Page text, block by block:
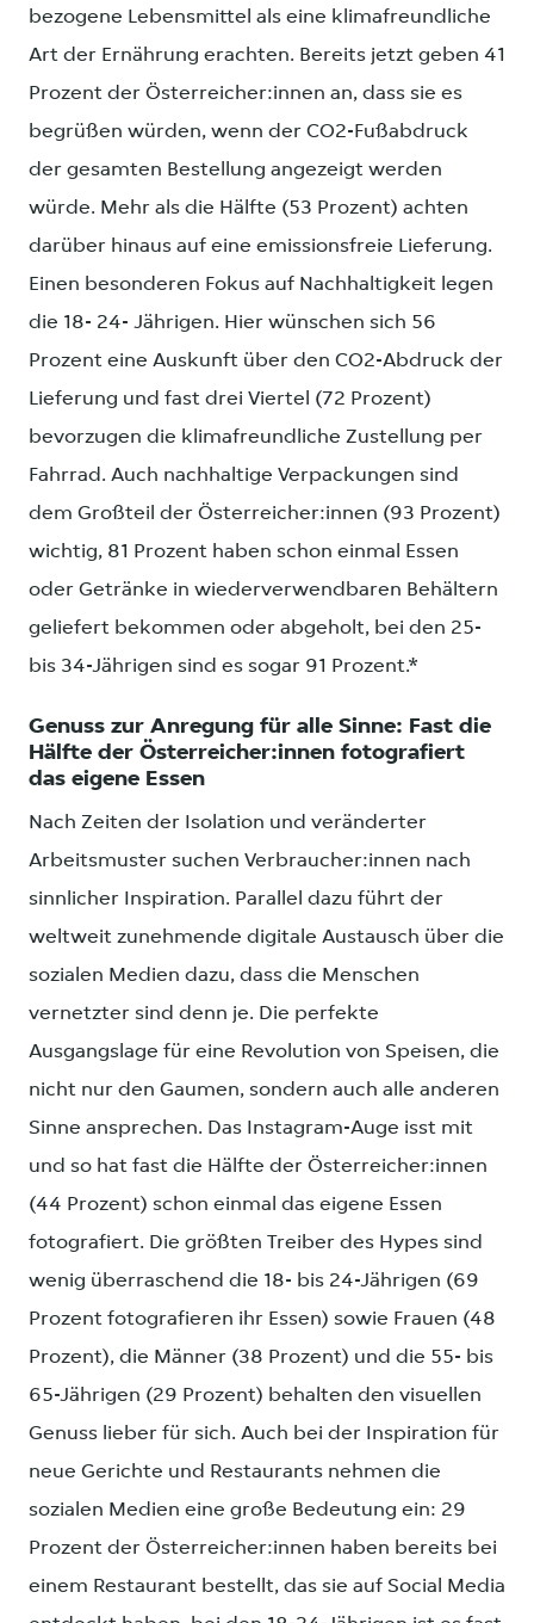
bezogene Lebensmittel als eine klimafreundliche
Art der Ernährung erachten. Bereits jetzt geben 41
Prozent der Österreicher:innen an, dass sie es
begrüßen würden, wenn der CO2-Fußabdruck
der gesamten Bestellung angezeigt werden
würde. Mehr als die Hälfte (53 Prozent) achten
darüber hinaus auf eine emissionsfreie Lieferung.
Einen besonderen Fokus auf Nachhaltigkeit legen
die 18- 24- Jährigen. Hier wünschen sich 56
Prozent eine Auskunft über den CO2-Abdruck der
Lieferung und fast drei Viertel (72 Prozent)
bevorzugen die klimafreundliche Zustellung per
Fahrrad. Auch nachhaltige Verpackungen sind
dem Großteil der Österreicher:innen (93 Prozent)
wichtig, 81 Prozent haben schon einmal Essen
oder Getränke in wiederverwendbaren Behältern
geliefert bekommen oder abgeholt, bei den 25-
bis 34-Jährigen sind es sogar 91 Prozent.*
Genuss zur Anregung für alle Sinne: Fast die
Hälfte der Österreicher:innen fotografiert
das eigene Essen
Nach Zeiten der Isolation und veränderter
Arbeitsmuster suchen Verbraucher:innen nach
sinnlicher Inspiration. Parallel dazu führt der
weltweit zunehmende digitale Austausch über die
sozialen Medien dazu, dass die Menschen
vernetzter sind denn je. Die perfekte
Ausgangslage für eine Revolution von Speisen, die
nicht nur den Gaumen, sondern auch alle anderen
Sinne ansprechen. Das Instagram-Auge isst mit
und so hat fast die Hälfte der Österreicher:innen
(44 Prozent) schon einmal das eigene Essen
fotografiert. Die größten Treiber des Hypes sind
wenig überraschend die 18- bis 24-Jährigen (69
Prozent fotografieren ihr Essen) sowie Frauen (48
Prozent), die Männer (38 Prozent) und die 55- bis
65-Jährigen (29 Prozent) behalten den visuellen
Genuss lieber für sich. Auch bei der Inspiration für
neue Gerichte und Restaurants nehmen die
sozialen Medien eine große Bedeutung ein: 29
Prozent der Österreicher:innen haben bereits bei
einem Restaurant bestellt, das sie auf Social Media